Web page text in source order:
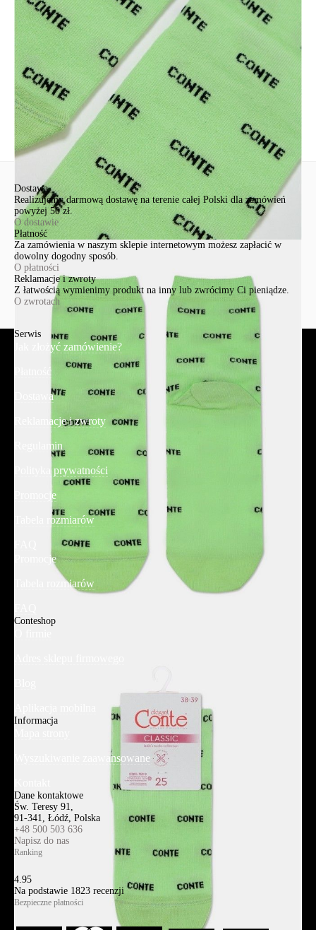
Św. Teresy 91
91-341, Łódź, Polska
+48 500-503-636
info@conteshop.pl
Ten produkt nie ma pytań Możesz zadać pytanie, klikając przycisk
poniżej
Zadaj pytanie
Nowe pytanie
Wyślij
Dostawa
Realizujemy darmową dostawę na terenie całej Polski dla zamówień
powyżej 50 zł.
O dostawie
Płatność
Za zamówienia w naszym sklepie internetowym możesz zapłacić w
dowolny dogodny sposób.
O płatności
Reklamacje i zwroty
Z łatwością wymienimy produkt na inny lub zwrócimy Ci pieniądze.
O zwrotach
Serwis
Jak złożyć zamówienie?
Płatność
Dostawa
Reklamacje i zwroty
Regulamin
Polityka prywatności
Promocje
Tabela rozmiarów
Promocje
Tabela rozmiarów
Conteshop
Informacja
Wyszukiwanie zaawansowane
Dane kontaktowe
Św. Teresy 91,
91-341, Łódź, Polska
+48 500 503 636
Napisz do nas
Ranking
4.95
Na podstawie 1823 recenzji
Bezpieczne płatności